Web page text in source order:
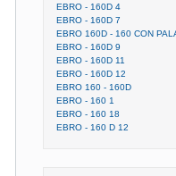
EBRO - 160D 4
EBRO - 160D 7
EBRO 160D - 160 CON
EBRO - 160D 9
EBRO - 160D 11
EBRO - 160D 12
EBRO 160 - 160D
EBRO - 160 1
EBRO - 160 18
EBRO - 160 D 12